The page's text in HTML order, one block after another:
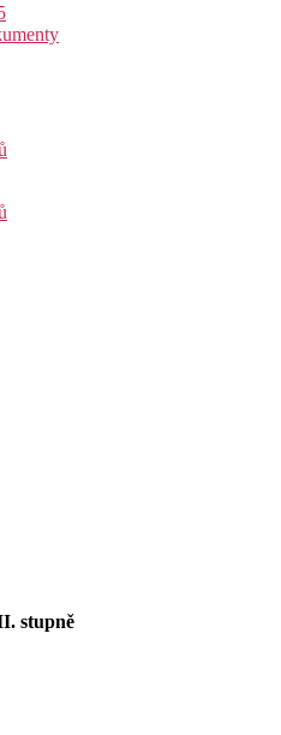
stupně